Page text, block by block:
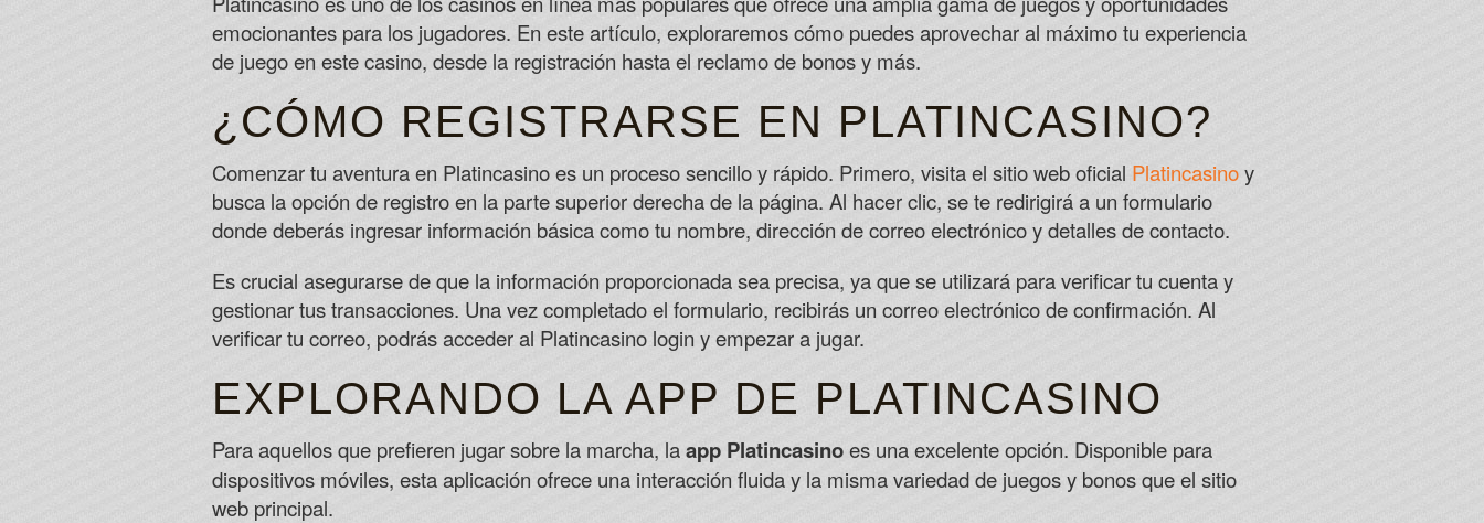
Best Odds Craps In Canada
Since I prefer live action, I played a little roulette, but I didnt linger too much.
How Was Gambling Introduced In Canada
without risk or the thrill of knowing the next spin may be the one that hits the Surf Team Bonus
Best Way To Play Craps
emocionantes para los jugadores. En este artículo, exploraremos cómo puedes aprovechar al máximo tu experiencia
de juego en este casino, desde la registración hasta el reclamo de bonos y más.
¿CÓMO REGISTRARSE EN PLATINCASINO?
Comenzar tu aventura en Platincasino es un proceso sencillo y rápido. Primero, visita el sitio web oficial Platincasinoy
busca la opción de registro en la parte superior derecha de la página. Al hacer clic, se te redirigirá a un formulario
donde deberás ingresar información básica como tu nombre, dirección de correo electrónico y detalles de contacto.
Es crucial asegurarse de que la información proporcionada sea precisa, ya que se utilizará para verificar tu cuenta y
gestionar tus transacciones. Una vez completado el formulario, recibirás un correo electrónico de confirmación. Al
verificar tu correo, podrás acceder al Platincasino login y empezar a jugar.
EXPLORANDO LA APP DE PLATINCASINO
Para aquellos que prefieren jugar sobre la marcha, laapp Platincasinoes una excelente opción. Disponible para
dispositivos móviles, esta aplicación ofrece una interacción fluida y la misma variedad de juegos y bonos que el sitio
web principal.